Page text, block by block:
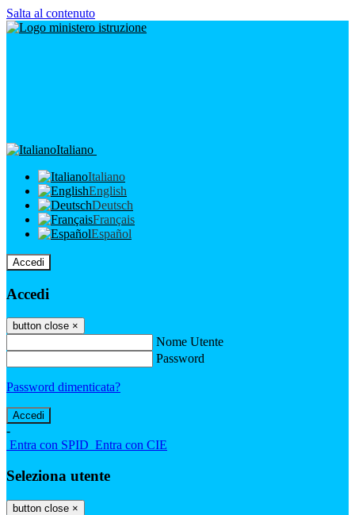
Salta al contenuto
Italiano
Italiano
English
Deutsch
Français
Español
Accedi
Accedi
button close ×
Nome Utente
Password
Password dimenticata?
-
Entra con SPID Entra con CIE
Seleziona utente
button close ×